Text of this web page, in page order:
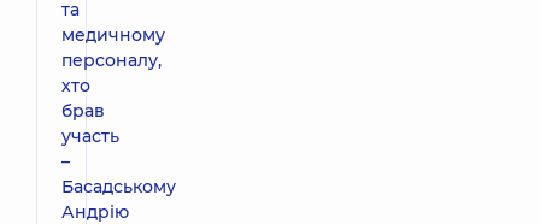
та
медичному
персоналу,
хто
брав
участь
–
Басадському
Андрію